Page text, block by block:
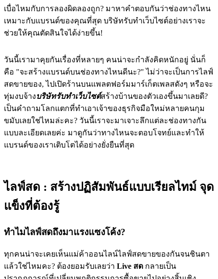
เบื่อไหมกับการลองผิดลองถูก? มาหาคำตอบกันว่าช่องทางไหน
เหมาะกับแบรนด์ของคุณที่สุด บริษัทรับทำเว็บไซต์อย่างเราจะ
ช่วยให้คุณตัดสินใจได้ง่ายขึ้น!
วันนี้เรามาคุยกันเรื่องที่หลายๆ คนน่าจะกำลังคิดหนักอยู่ นั่นก็
คือ "จะสร้างแบรนด์บนช่องทางไหนดีนะ?" ไม่ว่าจะเป็นการไลฟ์
สดขายของ, ไปเปิดร้านบนแพลตฟอร์มมาร์เก็ตเพลสดังๆ หรือจะ
ทุ่มงบจ้างบริษัทรับทำเว็บไซต์สร้างบ้านของตัวเองขึ้นมาเลยดี?
เป็นคำถามโลกแตกที่ทำเอาเจ้าของธุรกิจมือใหม่หลายคนกุม
ขมับเลยใช่ไหมล่ะคะ? วันนี้เราจะมาเจาะลึกแต่ละช่องทางกัน
แบบละเอียดเลยค่ะ มาดูกันว่าทางไหนจะตอบโจทย์และทำให้
แบรนด์ของเราเติบโตได้อย่างยั่งยืนที่สุด
ไลฟ์สด : สร้างปฏิสัมพันธ์แบบเรียลไทม์ จุด
แข็งที่ต้องรู้
ทำไมไลฟ์สดถึงมาแรงแซงโค้ง?
ทุกคนน่าจะเคยเห็นแม่ค้าออนไลน์ไลฟ์สดขายของกันจนชินตา
แล้วใช่ไหมคะ? ต้องยอมรับเลยว่า Live สด กลายเป็น